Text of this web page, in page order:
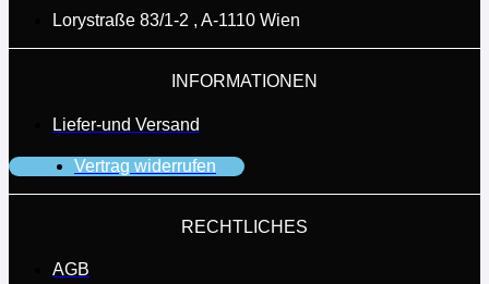
Lorystraße 83/1-2 , A-1110 Wien
INFORMATIONEN
Liefer-und Versand
Vertrag widerrufen
RECHTLICHES
AGB